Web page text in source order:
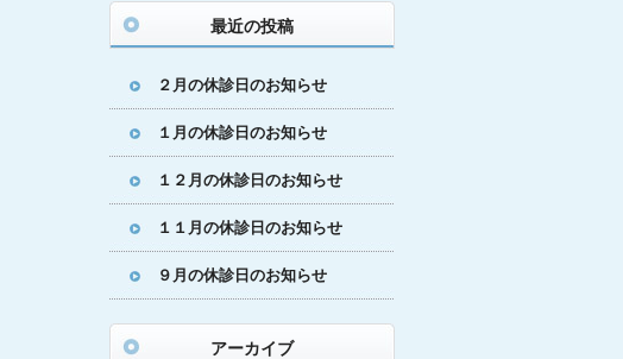
最近の投稿
２月の休診日のお知らせ
１月の休診日のお知らせ
１２月の休診日のお知らせ
１１月の休診日のお知らせ
９月の休診日のお知らせ
アーカイブ